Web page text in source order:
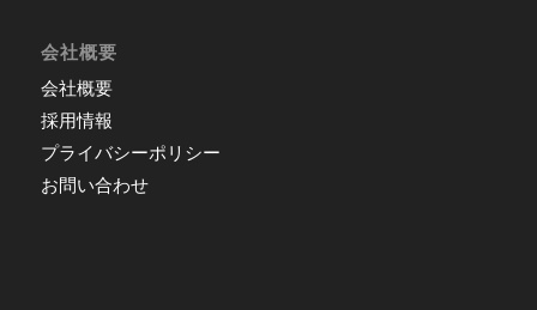
会社概要
会社概要
採用情報
プライバシーポリシー
お問い合わせ